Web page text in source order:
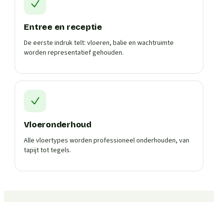
Entree en receptie
De eerste indruk telt: vloeren, balie en wachtruimte
worden representatief gehouden.
Vloeronderhoud
Alle vloertypes worden professioneel onderhouden, van
tapijt tot tegels.